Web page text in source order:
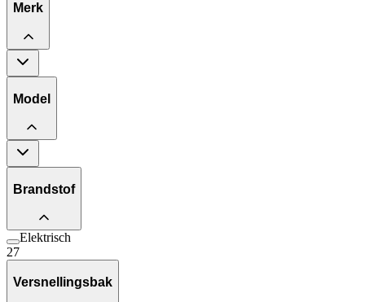
Merk
Model
Brandstof
Elektrisch
27
Versnellingsbak